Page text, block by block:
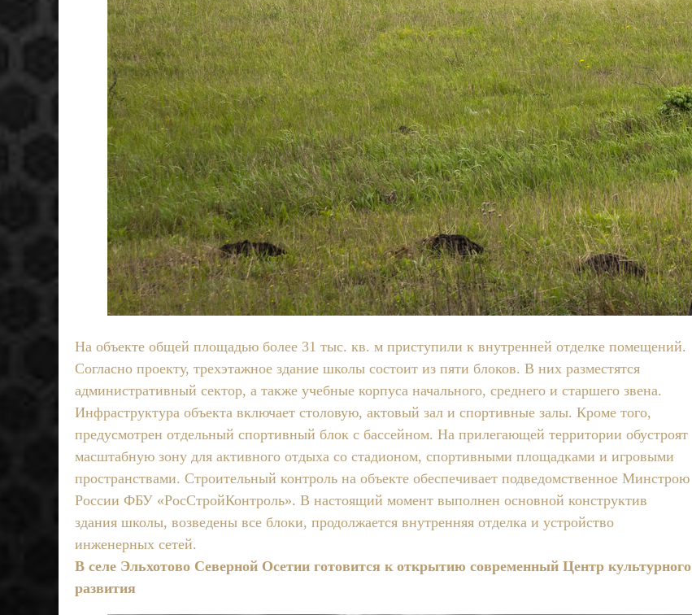
На объекте общей площадью более 31 тыс. кв. м приступили к внутренней отделке помещений.
Согласно проекту, трехэтажное здание школы состоит из пяти блоков. В них разместятся
административный сектор, а также учебные корпуса начального, среднего и старшего звена.
Инфраструктура объекта включает столовую, актовый зал и спортивные залы. Кроме того,
предусмотрен отдельный спортивный блок с бассейном. На прилегающей территории обустроят
масштабную зону для активного отдыха со стадионом, спортивными площадками и игровыми
пространствами. Строительный контроль на объекте обеспечивает подведомственное Минстрою
России ФБУ «РосСтройКонтроль». В настоящий момент выполнен основной конструктив
здания школы, возведены все блоки, продолжается внутренняя отделка и устройство
инженерных сетей.
В селе Эльхотово Северной Осетии готовится к открытию современный Центр культурного
развития